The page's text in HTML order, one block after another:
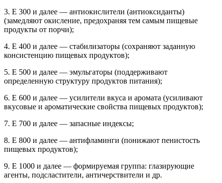
3. Е 300 и далее — антиокислители (антиоксиданты)
(замедляют окисление, предохраняя тем самым пищевые
продукты от порчи);
4. Е 400 и далее — стабилизаторы (сохраняют заданную
консистенцию пищевых продуктов);
5. Е 500 и далее — эмульгаторы (поддерживают
определенную структуру продуктов питания);
6. Е 600 и далее — усилители вкуса и аромата (усиливают
вкусовые и ароматические свойства пищевых продуктов);
7. Е 700 и далее — запасные индексы;
8. Е 800 и далее — антифламинги (понижают пенистость
пищевых продуктов);
9. Е 1000 и далее — формируемая группа: глазирующие
агенты, подсластители, античерствители и др.